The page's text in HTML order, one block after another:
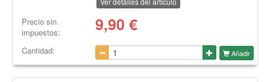
Precio sin
impuestos:
9,90 €
Cantidad: Añadir